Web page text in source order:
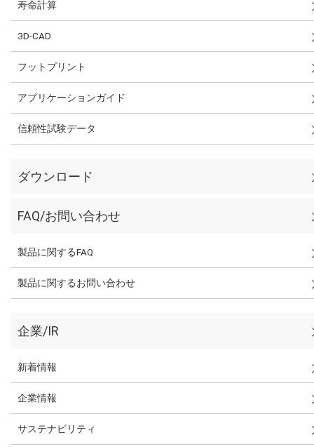
寿命計算
3D-CAD
フットプリント
アプリケーションガイド
信頼性試験データ
ダウンロード
FAQ/お問い合わせ
製品に関するFAQ
製品に関するお問い合わせ
企業/IR
新着情報
企業情報
サステナビリティ